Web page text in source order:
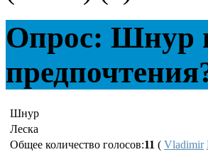
Опрос: Шнур
Шнур
Леска
Общее количество голосов:11 ( Vladimir